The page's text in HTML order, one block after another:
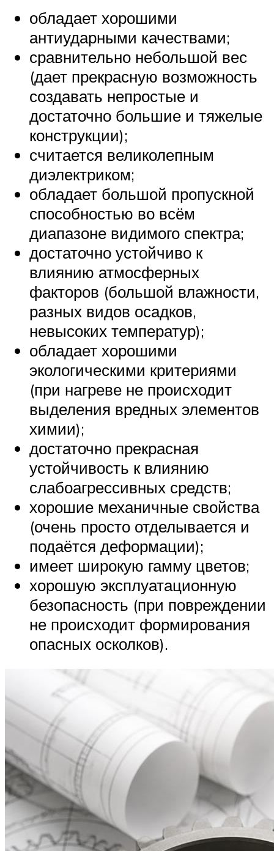
обладает хорошими
антиударными качествами;
сравнительно небольшой вес
(дает прекрасную возможность
создавать непростые и
достаточно большие и тяжелые
конструкции);
считается великолепным
диэлектриком;
обладает большой пропускной
способностью во всём
диапазоне видимого спектра;
достаточно устойчиво к
влиянию атмосферных
факторов (большой влажности,
разных видов осадков,
невысоких температур);
обладает хорошими
экологическими критериями
(при нагреве не происходит
выделения вредных элементов
химии);
достаточно прекрасная
устойчивость к влиянию
слабоагрессивных средств;
хорошие механичные свойства
(очень просто отделывается и
подаётся деформации);
имеет широкую гамму цветов;
хорошую эксплуатационную
безопасность (при повреждении
не происходит формирования
опасных осколков).